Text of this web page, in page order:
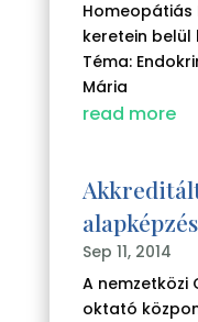
Homeopátiás
keretein belül
Téma:
Mária
read more
Sep 11, 2014
A nemzetközi
oktató